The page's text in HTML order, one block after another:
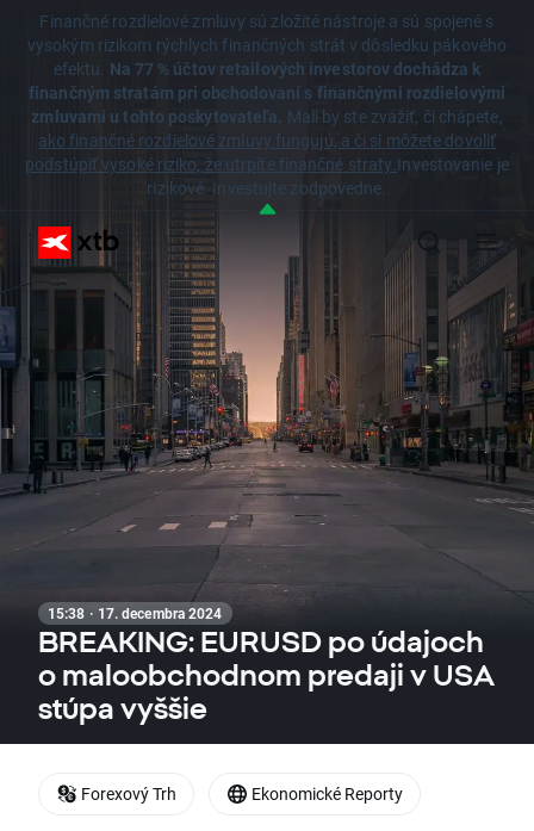
Finančné rozdielové zmluvy sú zložité nástroje a sú spojené s
vysokým rizikom rýchlych finančných strát v dôsledku pákového
efektu. Na 77 % účtov retailových investorov dochádza k
finančným stratám pri obchodovaní s finančnými rozdielovými
zmluvami u tohto poskytovateľa. Mali by ste zvážiť, či chápete,
ako finančné rozdielové zmluvy fungujú, a či si môžete dovoliť
podstúpiť vysoké riziko, že utrpíte finančné straty.Investovanie je
rizikové. Investujte zodpovedne.
15:38 · 17. decembra 2024
BREAKING: EURUSD po údajoch
o maloobchodnom predaji v USA
stúpa vyššie
Forexový Trh Ekonomické Reporty